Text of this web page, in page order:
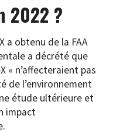
2022 ?
a obtenu de la FAA
a décrété que
« n’affecteraient pas
de l’environnement
étude ultérieure et
impact